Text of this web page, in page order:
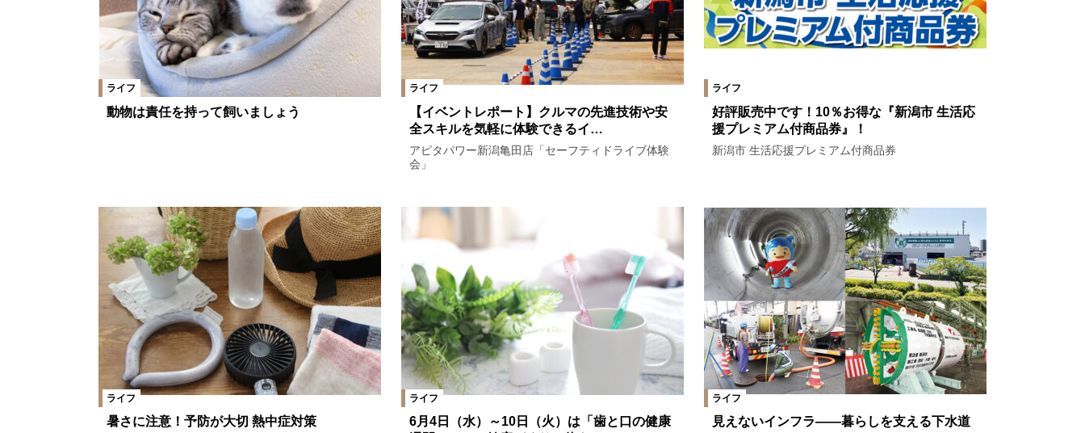
ライフ
動物は責任を持って飼いましょう
ライフ
【イベントレポート】クルマの先進技術や安
全スキルを気軽に体験できるイ…
アピタパワー新潟亀田店「セーフティドライブ体験
会」
ライフ
好評販売中です！10％お得な『新潟市 生活応
援プレミアム付商品券』！
新潟市 生活応援プレミアム付商品券
ライフ
暑さに注意！予防が大切 熱中症対策
ライフ
6月4日（水）～10日（火）は「歯と口の健康
ライフ
見えないインフラ――暮らしを支える下水道